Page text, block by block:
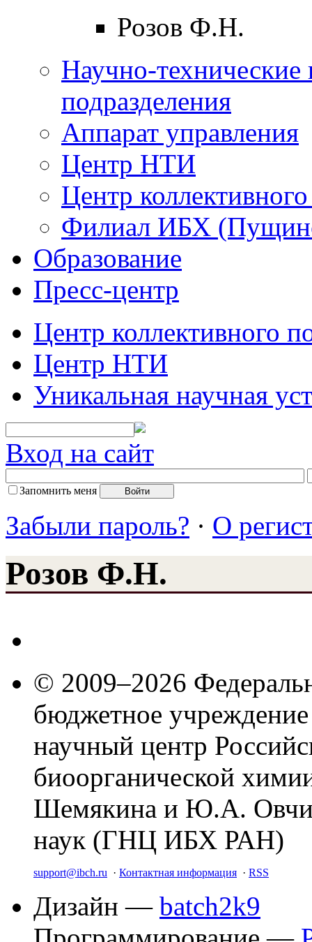
Розов Ф.Н.
Научно-технические
подразделения
Аппарат управления
Центр НТИ
Центр
Филиал ИБХ
Образование
Пресс-центр
Центр коллективного
Центр НТИ
Уникальная научная
Вход на сайт
Запомнить меня
Забыли пароль? · О
Розов Ф.Н.
© 2009–2026
бюджетное
научный центр
биоорганической
Шемякина и Ю.А.
наук (ГНЦ ИБХ РАН)
support@ibch.ru · Контактная информация · RSS
Дизайн — batch2k9